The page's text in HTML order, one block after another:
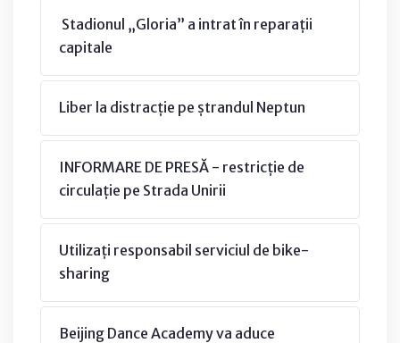
Stadionul „Gloria” a intrat în reparații
capitale
Liber la distracție pe ștrandul Neptun
INFORMARE DE PRESĂ - restricție de
circulație pe Strada Unirii
Utilizați responsabil serviciul de bike-
sharing
Beijing Dance Academy va aduce